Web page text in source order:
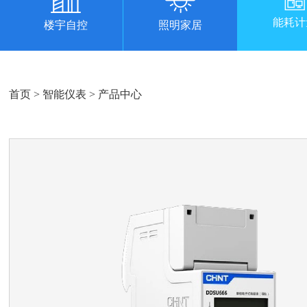
楼宇自控 照明家居 能耗
首页 > 智能仪表 > 产品中心